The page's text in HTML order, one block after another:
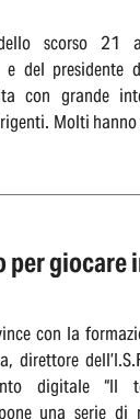
scorso 21
e del presidente
con grande
Molti
per giocare
con la
direttore
digitale
una serie